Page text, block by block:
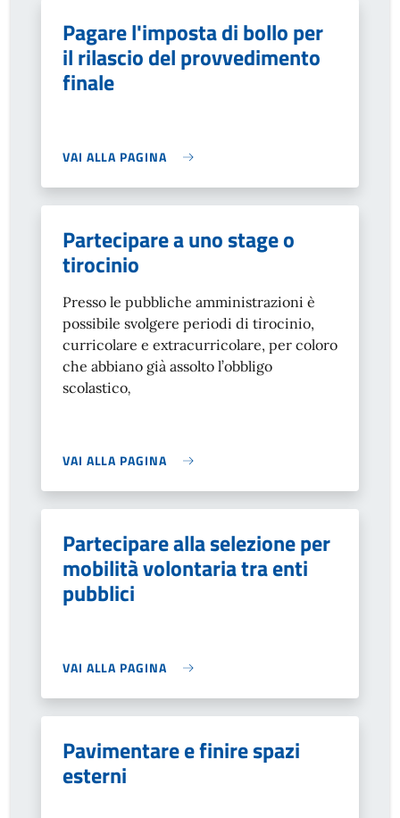
Pagare l'imposta di bollo per
il rilascio del provvedimento
finale
VAI ALLA PAGINA
Partecipare a uno stage o
tirocinio
Presso le pubbliche amministrazioni è
possibile svolgere periodi di tirocinio,
curricolare e extracurricolare, per coloro
che abbiano già assolto l’obbligo
scolastico,
VAI ALLA PAGINA
Partecipare alla selezione per
mobilità volontaria tra enti
pubblici
VAI ALLA PAGINA
Pavimentare e finire spazi
esterni